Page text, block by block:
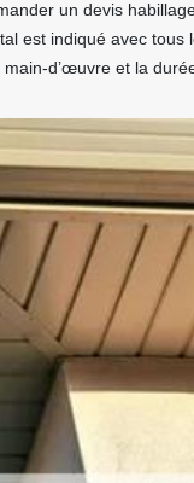
un devis
est indiqué avec tous
d’œuvre et la